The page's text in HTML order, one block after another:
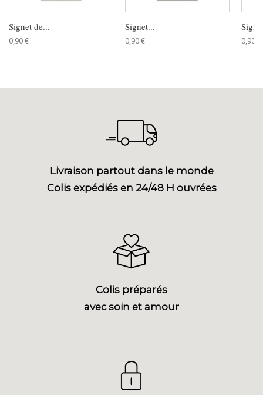
Signet de...
0,90 €
Signet...
0,90 € 0,90 €
Livraison partout dans le monde
Colis expédiés en 24/48 H ouvrées
Colis préparés
avec soin et amour